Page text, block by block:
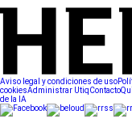
Aviso legal y condiciones de uso
cookiesAdministrar UtiqContacto
de la IA